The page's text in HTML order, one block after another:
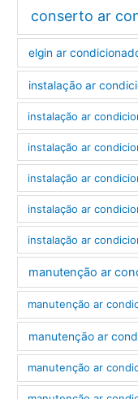
conserto ar
elgin ar
instalação ar
instalação ar
instalação ar
instalação ar
instalação ar
instalação ar
manutenção ar
manutenção ar
manutenção ar
manutenção ar